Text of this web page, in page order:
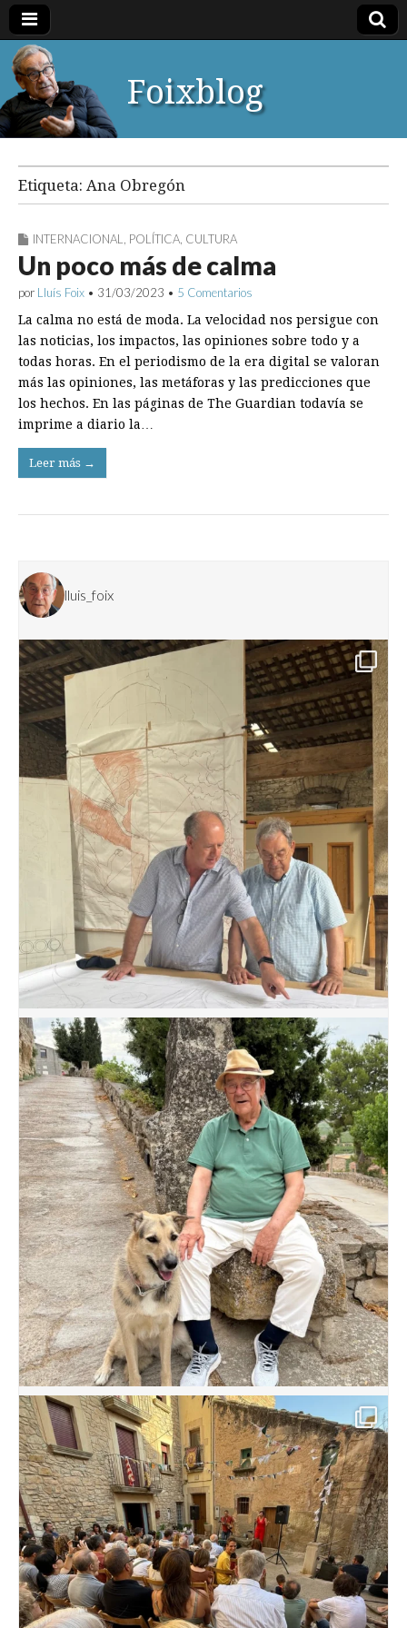
Foixblog
Etiqueta: Ana Obregón
INTERNACIONAL POLÍTICA CULTURA
Un poco más de calma
por Lluís Foix • 31/03/2023 • 5 Comentarios
La calma no está de moda. La velocidad nos persigue con
las noticias, los impactos, las opiniones sobre todo y a
todas horas. En el periodismo de la era digital se valoran
más las opiniones, las metáforas y las predicciones que
los hechos. En las páginas de The Guardian todavía se
imprime a diario la…
Leer más →
lluis_foix